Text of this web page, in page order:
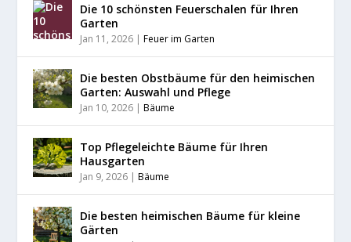
Die 10 schönsten Feuerschalen für Ihren
Garten
Jan 11, 2026 |Feuer im Garten
Die besten Obstbäume für den heimischen
Garten: Auswahl und Pflege
Jan 10, 2026 |Bäume
Top Pflegeleichte Bäume für Ihren
Hausgarten
Jan 9, 2026 |Bäume
Die besten heimischen Bäume für kleine
Gärten